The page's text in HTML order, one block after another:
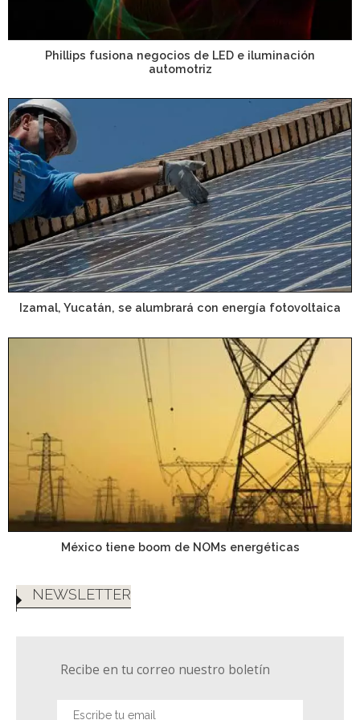
Phillips fusiona negocios de LED e iluminación
automotriz
Izamal, Yucatán, se alumbrará con energía fotovoltaica
México tiene boom de NOMs energéticas
NEWSLETTER
Recibe en tu correo nuestro boletín